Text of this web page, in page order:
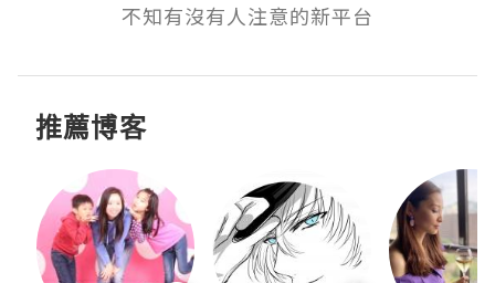
不知有沒有人注意的新平台
推薦博客